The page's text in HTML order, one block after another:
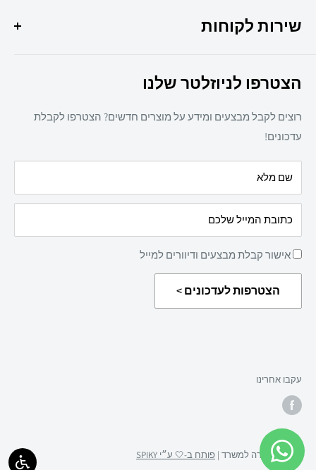
037307308
ציוד משרדי
חד פעמי
מזון
מאמרים
שירות לקוחות
תקנון אתר
מדיניות פרטיות
מדיניות החזרת מוצרים
הצטרפו לניוזלטר שלנו
רוצים לקבל מבצעים ומידע על מוצרים חדשים? הצטרפו לקבלת
עדכונים!
שם מלא
כתובת המייל שלכם
אישור קבלת מבצעים ודיוורים למייל
הצטרפות לעדכונים >
עקבו אחרינו
© 2026 מטרה למשרד | פותח ב-🤍 ע״י SPIKY